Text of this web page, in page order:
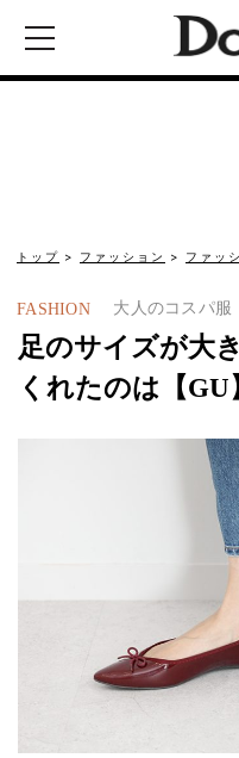
トップ ファッション ファッ
FASHION 大人のコスパ服
足のサイズが大
くれたのは【GU